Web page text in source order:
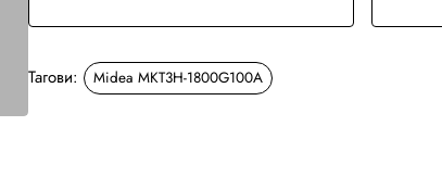
Тагови: Midea MKT3H-1800G100A